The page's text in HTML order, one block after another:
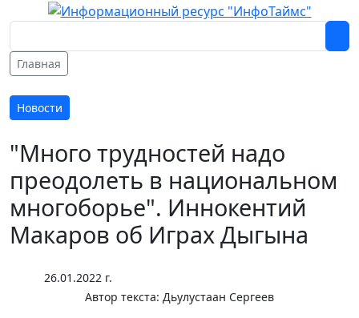
Главная
Новости
"Много трудностей надо
преодолеть в национальном
многоборье". Иннокентий
Макаров об Играх Дыгына
26.01.2022 г.
Автор текста: Дьулустаан Сергеев